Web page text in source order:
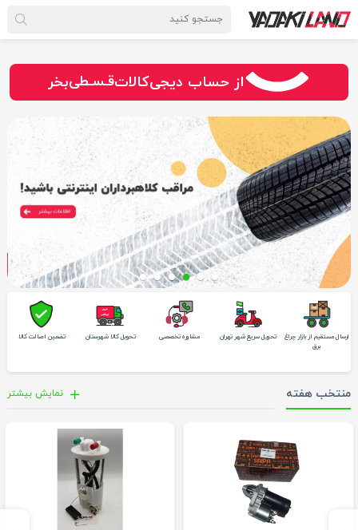
از حساب دیجی‌کالات
سـریــع
امـــــن
قـسـطیبخر
ارسال مستقیم از بازار چراغ
برق
تحویل سریع شهر تهران مشاوره تخصصی تحویل کالا شهرستان تضمین اصالت کالا
منتخب هفته نمايش بيشتر